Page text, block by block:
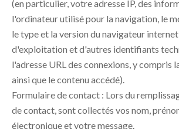
(en particulier, votre adresse IP, des
l'ordinateur utilisé pour la navigation, le
le type et la version du navigateur
d'exploitation et d'autres identifiants
l'adresse URL des connexions, y compris
ainsi que le contenu accédé).
Formulaire de contact : Lors du
de contact, sont collectés vos nom,
électronique et votre message.